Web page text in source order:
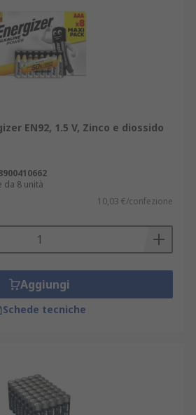
EN92, 1.5 V, Zinco e diossido
da 8 unità
10,03 €/confezione
Aggiungi
Schede tecniche